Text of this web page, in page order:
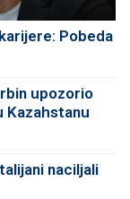
Pobeda
upozorio
Kazahstanu
naciljali